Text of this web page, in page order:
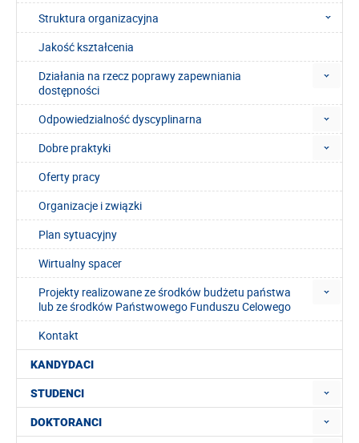
Struktura organizacyjna
Jakość kształcenia
Działania na rzecz poprawy zapewniania
dostępności
Odpowiedzialność dyscyplinarna
Dobre praktyki
Oferty pracy
Organizacje i związki
Plan sytuacyjny
Wirtualny spacer
Projekty realizowane ze środków budżetu państwa
lub ze środków Państwowego Funduszu Celowego
Kontakt
KANDYDACI
STUDENCI
DOKTORANCI